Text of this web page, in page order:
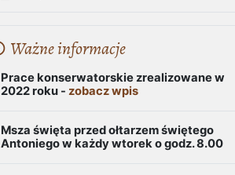
Ważne informacje
Prace konserwatorskie zrealizowane w
2022 roku - zobacz wpis
Msza święta przed ołtarzem świętego
Antoniego w każdy wtorek o godz. 8.00